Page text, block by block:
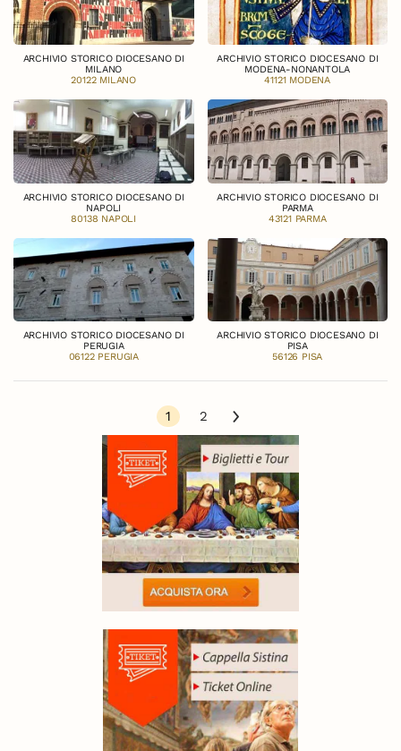
ARCHIVIO STORICO DIOCESANO DI
MILANO
20122 MILANO
ARCHIVIO STORICO DIOCESANO DI
MODENA-NONANTOLA
41121 MODENA
ARCHIVIO STORICO DIOCESANO DI
NAPOLI
80138 NAPOLI
ARCHIVIO STORICO DIOCESANO DI
PARMA
43121 PARMA
ARCHIVIO STORICO DIOCESANO DI
PERUGIA
06122 PERUGIA
ARCHIVIO STORICO DIOCESANO DI
PISA
56126 PISA
1 2